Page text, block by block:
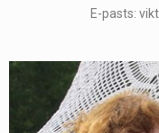
E-pasts: